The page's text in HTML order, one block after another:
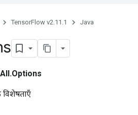
TensorFlow v2.11.1 Java
All.Options